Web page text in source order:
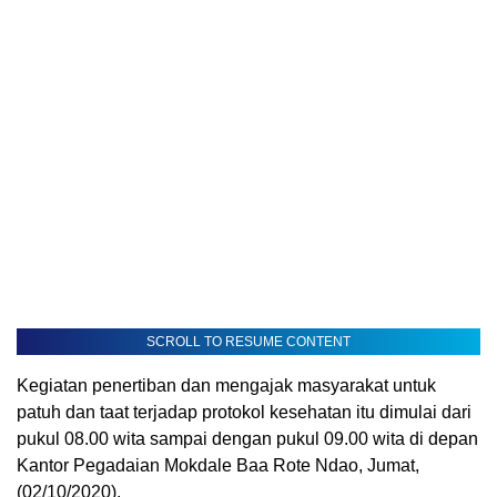
SCROLL TO RESUME CONTENT
Kegiatan penertiban dan mengajak masyarakat untuk
patuh dan taat terjadap protokol kesehatan itu dimulai dari
pukul 08.00 wita sampai dengan pukul 09.00 wita di depan
Kantor Pegadaian Mokdale Baa Rote Ndao, Jumat,
(02/10/2020).